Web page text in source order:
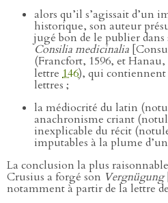
alors qu’il s’agissait d’un
historique, son auteur
jugé bon de le publier dans
Consilia medicinalia
(Francfort, 1596, et Hanau,
lettre 146), qui contiennent
lettres ;
la médiocrité du latin
anachronisme criant
inexplicable du récit
imputables à la plume
La conclusion la plus
Crusius a forgé son Vergnügung
notamment à partir de la lettre